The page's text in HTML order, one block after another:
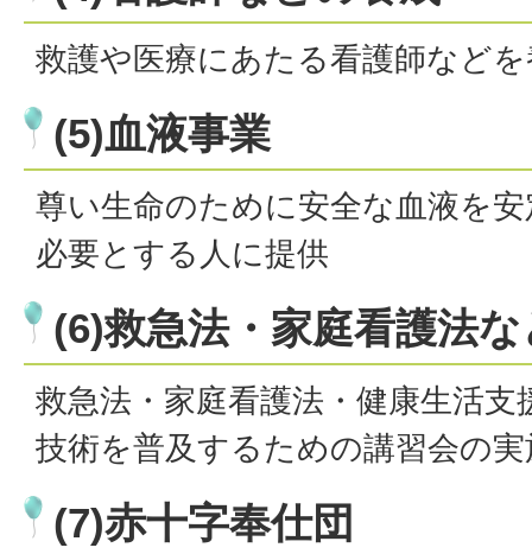
救護や医療にあたる看護師など
(5)血液事業
尊い生命のために安全な血液を
必要とする人に提供
(6)救急法・家庭看護法
救急法・家庭看護法・健康生活支
技術を普及するための講習会の実
(7)赤十字奉仕団